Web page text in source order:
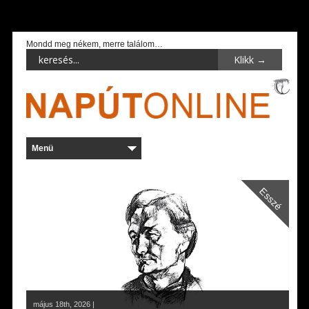
Mondd meg nékem, merre találom…
Esszé
május 18th, 2026 |